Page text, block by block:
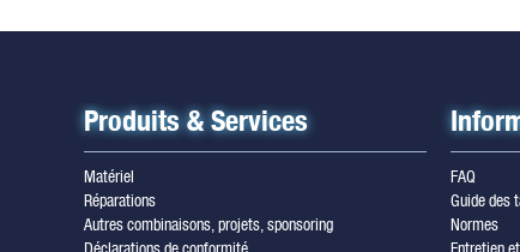
Produits & Services
Matériel
Réparations
Autres combinaisons, projets, sponsoring
FAQ
Guide des
Normes